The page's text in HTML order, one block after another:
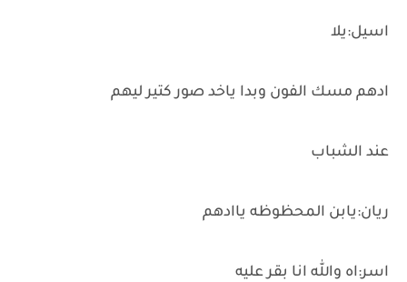
اسيل:يلا
ادهم مسك الفون وبدا ياخد صور كتير ليهم
عند الشباب
ريان:يابن المحظوظه ياادهم
اسر:اه والله انا بقر عليه